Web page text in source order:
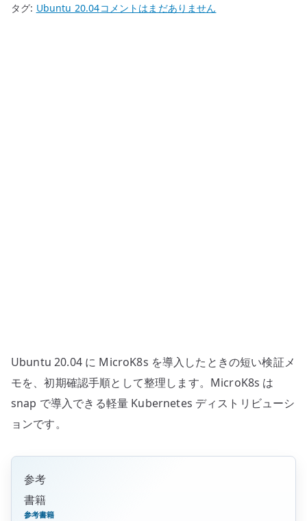
タグ: Ubuntu 20.04Ubuntu
コメントはまだありません
Ubuntu 20.04 に MicroK8s を導入したときの短い検証メ
モを、初期確認手順として整理します。MicroK8s は
snap で導入できる軽量 Kubernetes ディストリビューシ
ョンです。
参考
書籍
参考書籍